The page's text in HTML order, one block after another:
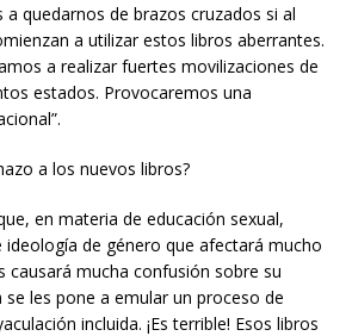
a quedarnos de brazos cruzados si al
a utilizar estos libros aberrantes.
a realizar fuertes movilizaciones de
estados. Provocaremos una
a los nuevos libros?
en materia de educación sexual,
de género que afectará mucho
causará mucha confusión sobre su
se les pone a emular un proceso de
incluida. ¡Es terrible! Esos libros